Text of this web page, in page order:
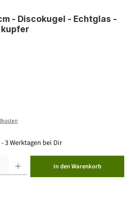
- Discokugel - Echtglas -
kupfer
3 Werktagen bei Dir
In den Warenkorb